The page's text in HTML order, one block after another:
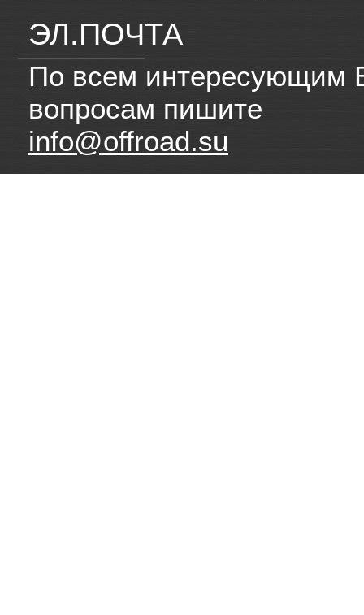
ЭЛ.ПОЧТА
По всем интересующим
вопросам пишите
info@offroad.su